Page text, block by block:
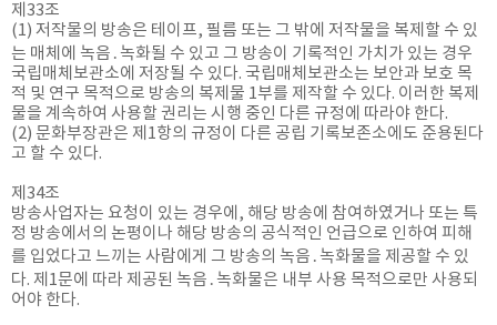
제33조
(1) 저작물의 방송은 테이프, 필름 또는 그 밖에 저작물을 복제할 수 있
는 매체에 녹음․녹화될 수 있고 그 방송이 기록적인 가치가 있는 경우
국립매체보관소에 저장될 수 있다. 국립매체보관소는 보안과 보호 목
적 및 연구 목적으로 방송의 복제물 1부를 제작할 수 있다. 이러한 복제
물을 계속하여 사용할 권리는 시행 중인 다른 규정에 따라야 한다.
(2) 문화부장관은 제1항의 규정이 다른 공립 기록보존소에도 준용된다
고 할 수 있다.
제34조
방송사업자는 요청이 있는 경우에, 해당 방송에 참여하였거나 또는 특
정 방송에서의 논평이나 해당 방송의 공식적인 언급으로 인하여 피해
를 입었다고 느끼는 사람에게 그 방송의 녹음․녹화물을 제공할 수 있
다. 제1문에 따라 제공된 녹음․녹화물은 내부 사용 목적으로만 사용되
어야 한다.